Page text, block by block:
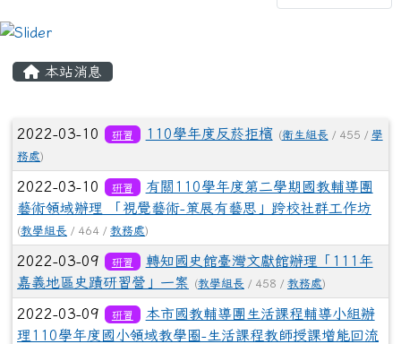
本站消息
文章列表
2022-03-10 研習 110學年度反菸拒檳 (衛生組長 / 455 / 學
務處)
2022-03-10 研習
有關110學年度第二學期國教輔導團
藝術領域辦理 「視覺藝術-策展有藝思」跨校社群工作坊
(教學組長 / 464 / 教務處)
2022-03-09 研習
轉知國史館臺灣文獻館辦理「111年
嘉義地區史蹟研習營」一案
(教學組長 / 458 / 教務處)
2022-03-09 研習
本市國教輔導團生活課程輔導小組辦
理110學年度國小領域教學圈-生活課程教師授課增能回流